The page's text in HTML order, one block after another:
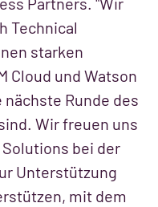
Technical
starken
Cloud und Watson
Runde des
Wir freuen uns
bei der
Unterstützung
mit dem